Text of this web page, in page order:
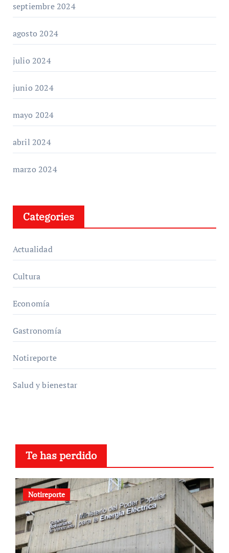
septiembre 2024
agosto 2024
julio 2024
junio 2024
mayo 2024
abril 2024
marzo 2024
Categories
Actualidad
Cultura
Economía
Gastronomía
Notireporte
Salud y bienestar
Te has perdido
Notireporte